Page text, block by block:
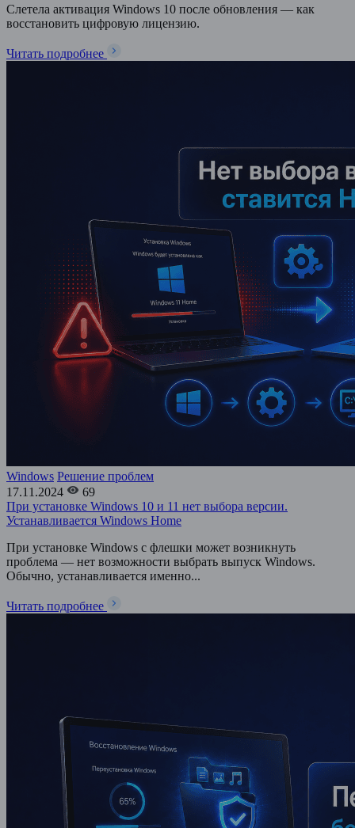
Слетела активация Windows 10 после обновления — как
восстановить цифровую лицензию.
Читать подробнее
Windows Решение проблем
17.11.2024
69
При установке Windows 10 и 11 нет выбора версии.
Устанавливается Windows Home
При установке Windows с флешки может возникнуть
проблема — нет возможности выбрать выпуск Windows.
Обычно, устанавливается именно...
Читать подробнее